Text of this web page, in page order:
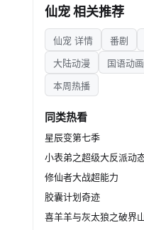
解醋王男友的身世
生，卷卷很忙，但
仙宠 相关推荐
仙宠 详情 番剧
大陆动漫
国语动画
本周热播
同类热看
星辰变第七季
小表弟之超级大反派动
修仙者大战超能力
胶囊计划奇迹
喜羊羊与灰太狼之破界